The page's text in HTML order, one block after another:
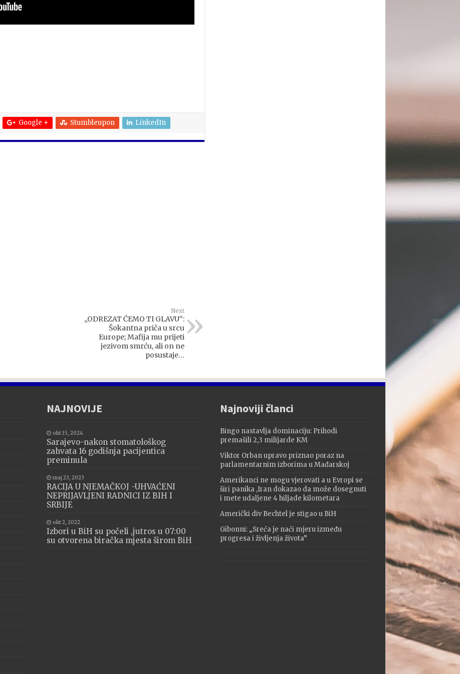
Google + Stumbleupon LinkedIn
Next
„ODREZAT ĆEMO TI GLAVU“:
Šokantna priča u srcu
Europe; Mafija mu prijeti
jezivom smrću, ali on ne
posustaje…
NAJNOVIJE
okt 15, 2024
Sarajevo-nakon stomatološkog
zahvata 16 godišnja pacijentica
preminula
maj 23, 2023
RACIJA U NJEMAČKOJ -UHVAĆENI
NEPRIJAVLJENI RADNICI IZ BIH I
SRBIJE
okt 2, 2022
Izbori u BiH su počeli ,jutros u 07:00
su otvorena biračka mjesta širom BiH
Najnoviji članci
Bingo nastavlja dominaciju: Prihodi
premašili 2,3 milijarde KM
Viktor Orban upravo priznao poraz na
parlamentarnim izborima u Mađarskoj
Amerikanci ne mogu vjerovati a u Evropi se
širi panika ,Iran dokazao da može dosegnuti
i mete udaljene 4 hiljade kilometara
Američki div Bechtel je stigao u BiH
Gibonni: „Sreća je naći mjeru između
progresa i življenja života”